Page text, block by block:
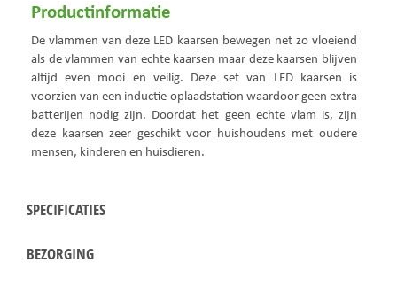
Productinformatie
De vlammen van deze LED kaarsen bewegen net zo vloeiend
als de vlammen van echte kaarsen maar deze kaarsen blijven
altijd even mooi en veilig. Deze set van LED kaarsen is
voorzien van een inductie oplaadstation waardoor geen extra
batterijen nodig zijn. Doordat het geen echte vlam is, zijn
deze kaarsen zeer geschikt voor huishoudens met oudere
mensen, kinderen en huisdieren.
SPECIFICATIES
BEZORGING